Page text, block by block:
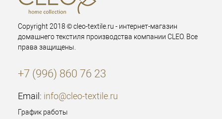
Copyright 2018 © cleo-textile.ru - интернет-магазин
домашнего текстиля производства компании CLEO. Все
права защищены.
+7 (996) 860 76 23
Email: info@cleo-textile.ru
График работы